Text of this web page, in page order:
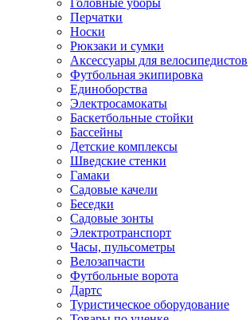
Головные уборы
Перчатки
Носки
Рюкзаки и сумки
Аксессуары для велосипедистов
Футбольная экипировка
Единоборства
Электросамокаты
Баскетбольные стойки
Бассейны
Детские комплексы
Шведские стенки
Гамаки
Садовые качели
Беседки
Садовые зонты
Электротранспорт
Часы, пульсометры
Велозапчасти
Футбольные ворота
Дартс
Туристическое оборудование